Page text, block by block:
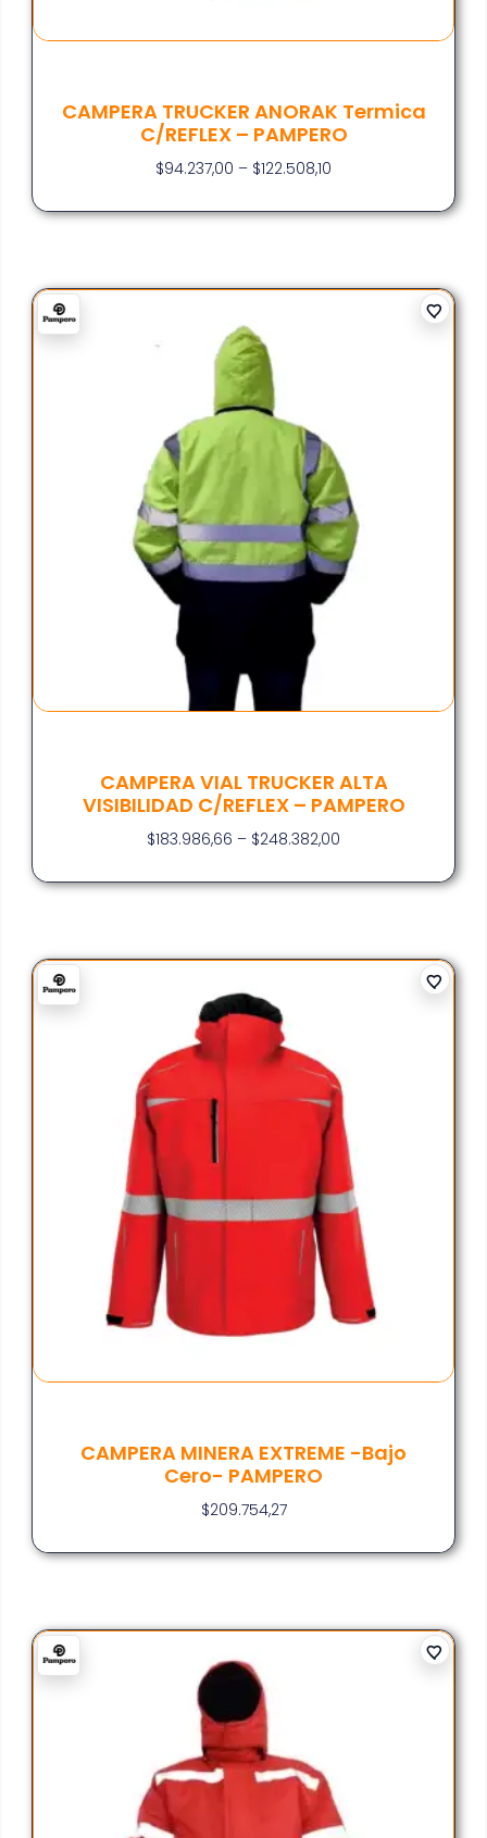
CAMPERA TRUCKER ANORAK Termica
C/REFLEX – PAMPERO
$94.237,00 – $122.508,10
CAMPERA VIAL TRUCKER ALTA
VISIBILIDAD C/REFLEX – PAMPERO
$183.986,66 – $248.382,00
CAMPERA MINERA EXTREME -bajo
Cero- PAMPERO
$209.754,27